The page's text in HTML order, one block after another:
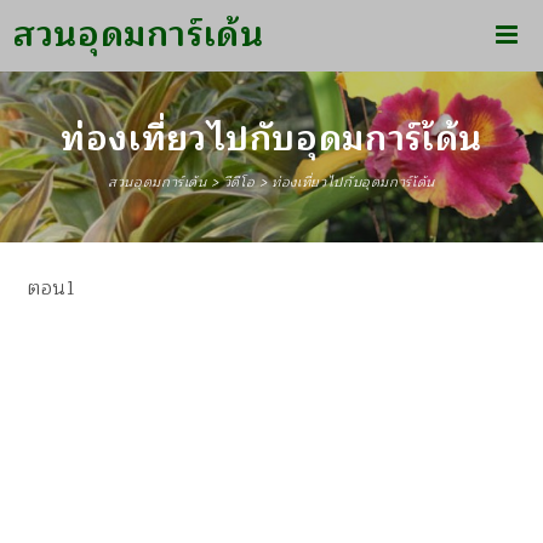
สวนอุดมการ์เด้น
ท่องเที่ยวไปกับอุดมการ์เ้ด้น
สวนอุดมการ์เด้น>วีดีโอ>ท่องเที่ยวไปกับอุดมการ์เ้ด้น
ตอน1